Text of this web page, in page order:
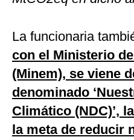
La funcionaria
con el Ministerio
(Minem), se viene
denominado
Climático (NDC)’,
la meta de reducir